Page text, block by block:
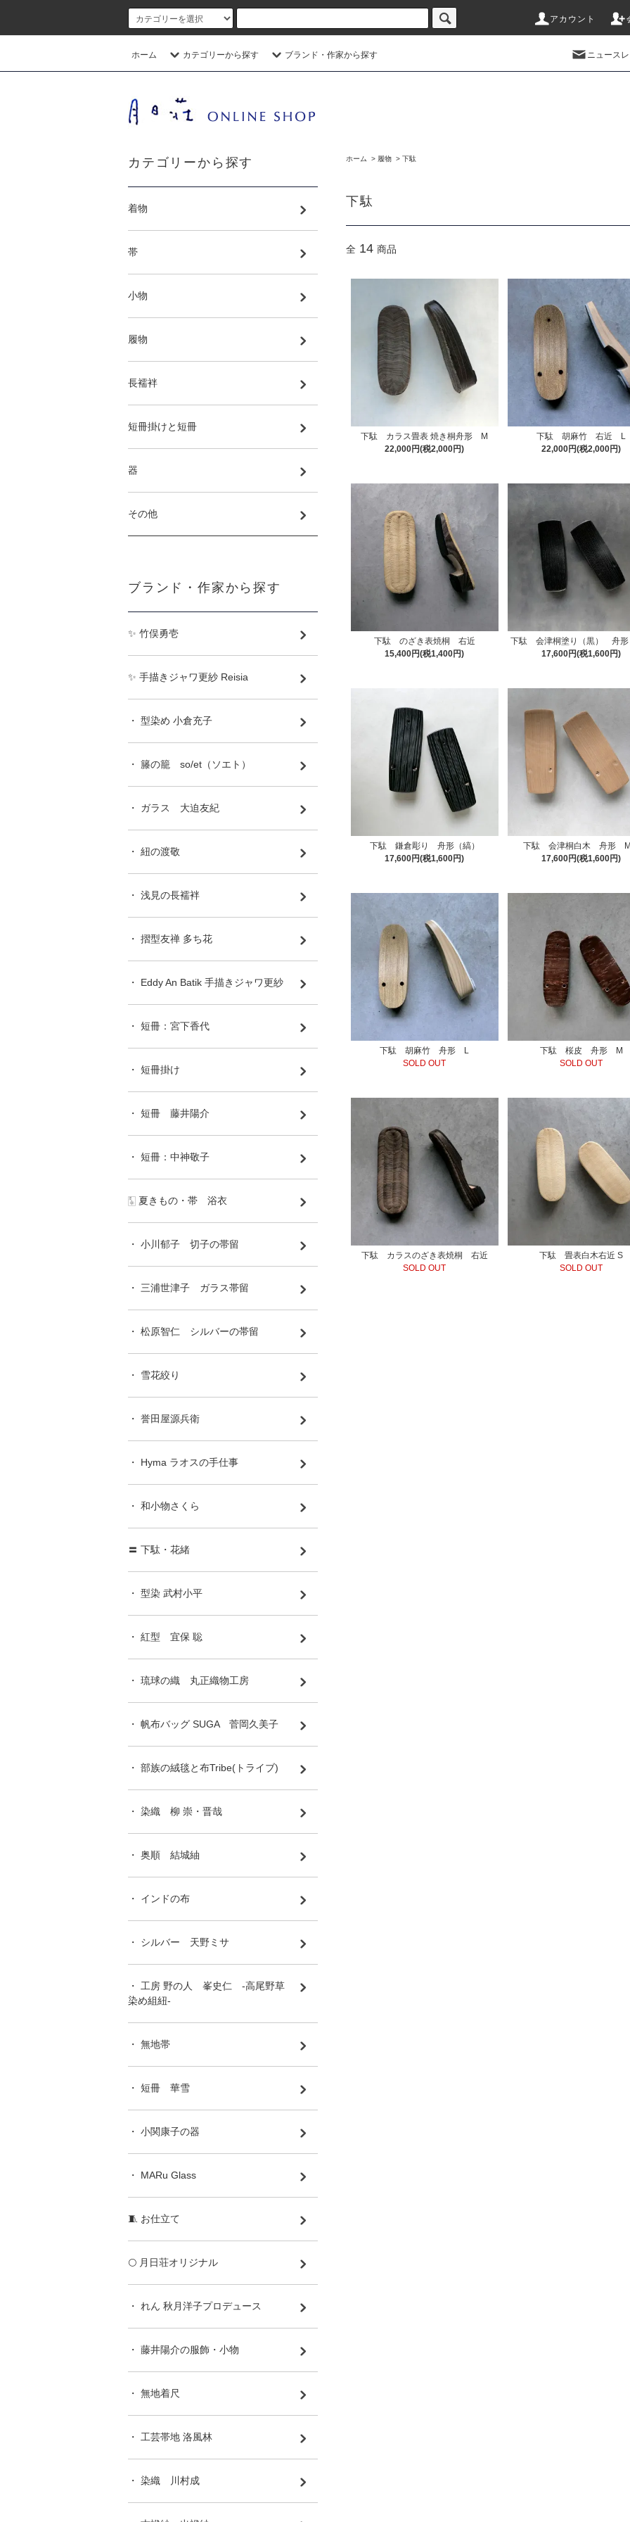
アカウント
ホーム カテゴリーから探す ブランド・作家から探す ニュース
ホーム > 履物 > 下駄
下駄
全 14 商品
下駄 カラス畳表 焼き桐舟形 M
22,000円(税2,000円)
下駄 胡麻竹 右近 L
22,000円(税2,000円)
下駄 のざき表焼桐 右近
15,400円(税1,400円)
下駄 会津桐塗り（黒） 舟
17,600円(税1,600円)
下駄 鎌倉彫り 舟形（縞）
17,600円(税1,600円)
下駄 会津桐白木 舟形
17,600円(税1,600円)
下駄 胡麻竹 舟形 L
SOLD OUT
下駄 桜皮 舟形 M
SOLD OUT
下駄 カラスのざき表焼桐 右近
SOLD OUT
下駄 畳表白木右近 S
SOLD OUT
カテゴリーから探す
着物
帯
小物
履物
長襦袢
短冊掛けと短冊
器
その他
ブランド・作家から探す
✨ 竹俣勇壱
✨ 手描きジャワ更紗 Reisia
・ 型染め 小倉充子
・ 籐の籠 so/et（ソエト）
・ ガラス 大迫友紀
・ 紐の渡敬
・ 浅見の長襦袢
・ 摺型友禅 多ち花
・ Eddy An Batik 手描きジャワ更紗
・ 短冊：宮下香代
・ 短冊掛け
・ 短冊 藤井陽介
・ 短冊：中神敬子
🀧 夏きもの・帯 浴衣
・ 小川郁子 切子の帯留
・ 三浦世津子 ガラス帯留
・ 松原智仁 シルバーの帯留
・ 雪花絞り
・ 誉田屋源兵衛
・ Hyma ラオスの手仕事
・ 和小物さくら
〓 下駄・花緒
・ 型染 武村小平
・ 紅型 宜保 聡
・ 琉球の織 丸正織物工房
・ 帆布バッグ SUGA 菅岡久美子
・ 部族の絨毯と布Tribe(トライブ)
・ 染織 柳 崇・晋哉
・ 奥順 結城紬
・ インドの布
・ シルバー 天野ミサ
・ 工房 野の人 峯史仁 -高尾野草
染め組紐-
・ 無地帯
・ 短冊 華雪
・ 小関康子の器
・ MARu Glass
🧵 お仕立て
🌕 月日荘オリジナル
・ れん 秋月洋子プロデュース
・ 藤井陽介の服飾・小物
・ 無地着尺
・ 工芸帯地 洛風林
・ 染織 川村成